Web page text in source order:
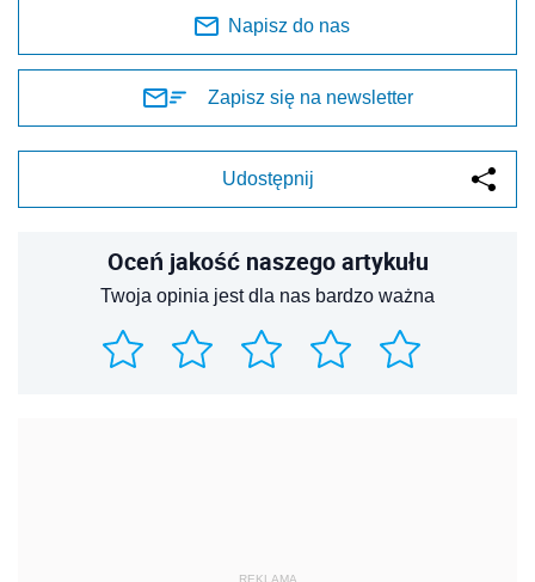
Napisz do nas
Zapisz się na newsletter
Udostępnij
Oceń jakość naszego artykułu
Twoja opinia jest dla nas bardzo ważna
REKLAMA